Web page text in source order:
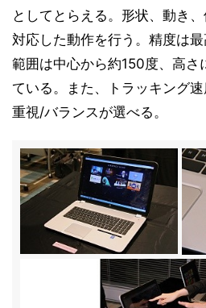
としてとらえる。形状、動き
対応した動作を行う。精度は
範囲は中心から約150度、高さ
ている。また、トラッキング
重視/バランスが選べる。